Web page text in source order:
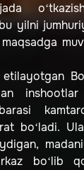
yilni
bo‘ladi.
bo‘lib